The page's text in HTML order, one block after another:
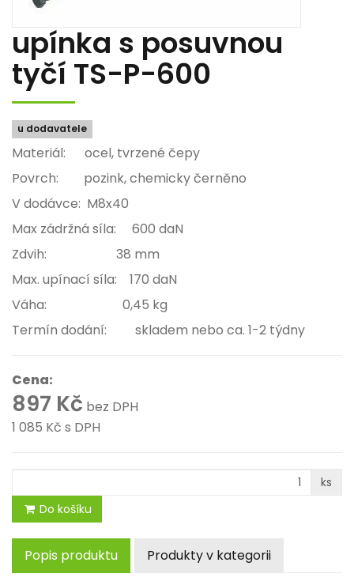
upínka s posuvnou
tyčí TS-P-600
u dodavatele
Materiál: ocel, tvrzené čepy
Povrch: pozink, chemicky černěno
V dodávce: M8x40
Max zádržná síla: 600 daN
Zdvih: 38 mm
Max. upínací síla: 170 daN
Váha: 0,45 kg
Termín dodání: skladem nebo ca. 1-2 týdny
Cena:
897 Kč bez DPH
1 085 Kč s DPH
ks
Do košíku
Popis produktu Produkty v kategorii